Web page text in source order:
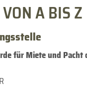
A BIS Z
für Miete und Pacht